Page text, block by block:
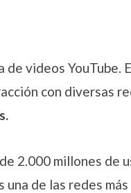
videos YouTube.
con diversas
2.000 millones de
una de las redes más